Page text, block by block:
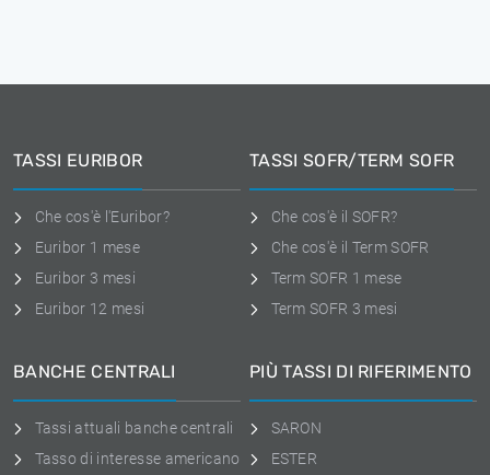
TASSI EURIBOR
Che cos'è l'Euribor?
Euribor 1 mese
Euribor 3 mesi
Euribor 12 mesi
TASSI SOFR/TERM SOFR
Che cos'è il SOFR?
Che cos'è il Term SOFR
Term SOFR 1 mese
Term SOFR 3 mesi
BANCHE CENTRALI
Tassi attuali banche centrali
Tasso di interesse americano
PIÙ TASSI DI RIFERIMENTO
SARON
ESTER